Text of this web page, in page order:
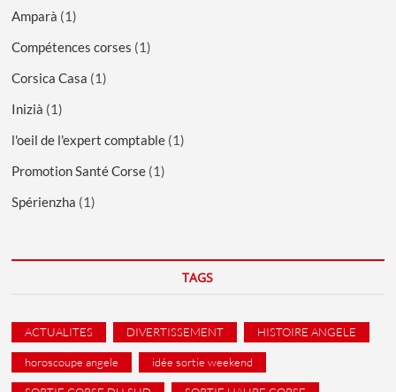
Amparà (1)
Compétences corses (1)
Corsica Casa (1)
Inizià (1)
l'oeil de l'expert comptable (1)
Promotion Santé Corse (1)
Spérienzha (1)
TAGS
ACTUALITES DIVERTISSEMENT HISTOIRE ANGELE
horoscoupe angele idée sortie weekend